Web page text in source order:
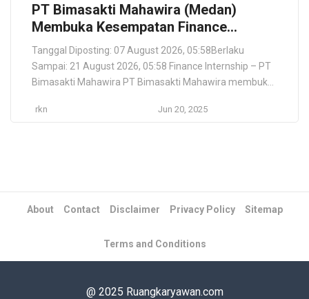
PT Bimasakti Mahawira (Medan)
Membuka Kesempatan Finance
Internship Terbaru 2025
Tanggal Diposting: 07 August 2026, 05:58Berlaku
Sampai: 21 August 2026, 05:58 Finance Internship – PT
Bimasakti Mahawira PT Bimasakti Mahawira membuka
yang tertarik pada bidang keuangan untuk bergabung
rkn Jun 20, 2025
About Contact Disclaimer Privacy Policy Sitemap
Terms and Conditions
@ 2025 Ruangkaryawan.com